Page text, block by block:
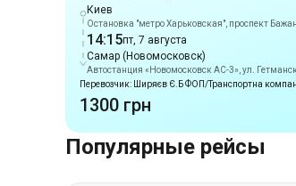
1300 грн
Популярные рейсы
Маршруты из г. Киев
Киев Бабин